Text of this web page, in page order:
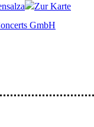
Zur Karte
GmbH